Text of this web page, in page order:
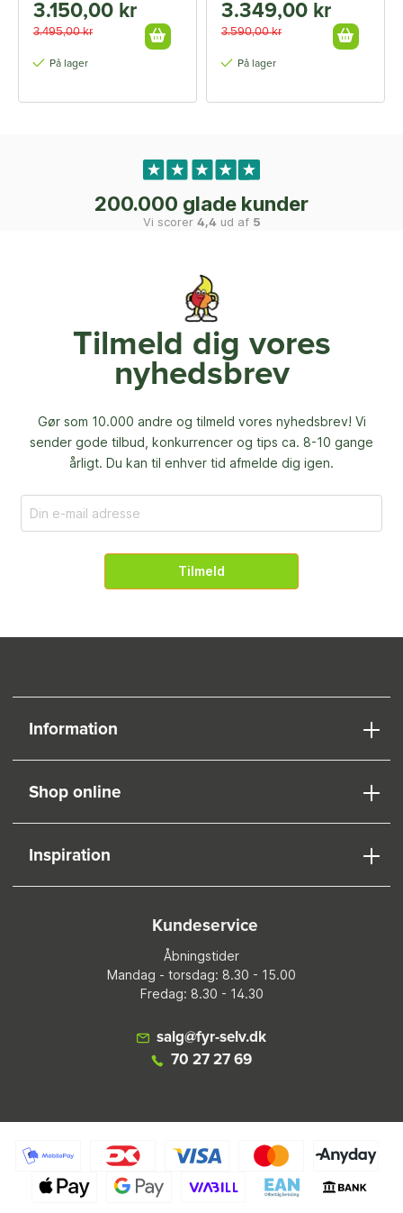
3.150,00 kr
3.495,00 kr
På lager
3.349,00 kr
3.590,00 kr
På lager
200.000 glade kunder
Vi scorer 4,4 ud af 5
Tilmeld dig vores
nyhedsbrev
Gør som 10.000 andre og tilmeld vores nyhedsbrev! Vi
sender gode tilbud, konkurrencer og tips ca. 8-10 gange
årligt. Du kan til enhver tid afmelde dig igen.
Tilmeld
Information
Shop online
Inspiration
Kundeservice
Åbningstider
Mandag - torsdag: 8.30 - 15.00
Fredag: 8.30 - 14.30
salg@fyr-selv.dk
70 27 27 69